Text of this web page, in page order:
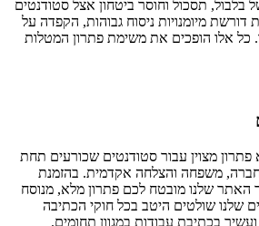
תסכול וחוסר ביטחון אצל סטודנטים
מיומנויות ניסוח גבוהות, הקפדה על
כל אלו הופכים את משימת פתרון המטלות
מצוין עבור סטודנטים שכורעים תחת
חברה, משפחה והצלחה אקדמית. בהזמנת
האתר שלנו מובטח לכם פתרון מלא, מנוסח
שלנו שולטים היטב בכל חוקי הכתיבה
בכתיבת עבודות במגוון תחומים.